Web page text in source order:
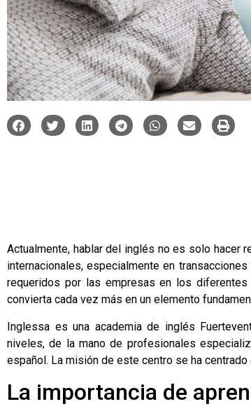
Actualmente, hablar del inglés no es solo hacer
internacionales, especialmente en
requeridos por las empresas en los
convierta cada vez más en un elemento
Inglessa es una academia de inglés
niveles, de la mano de profesionales
español. La misión de este centro se ha
La importancia de